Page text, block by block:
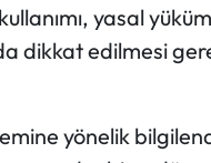
yasal
dikkat edilmesi
yönelik
Haberleri